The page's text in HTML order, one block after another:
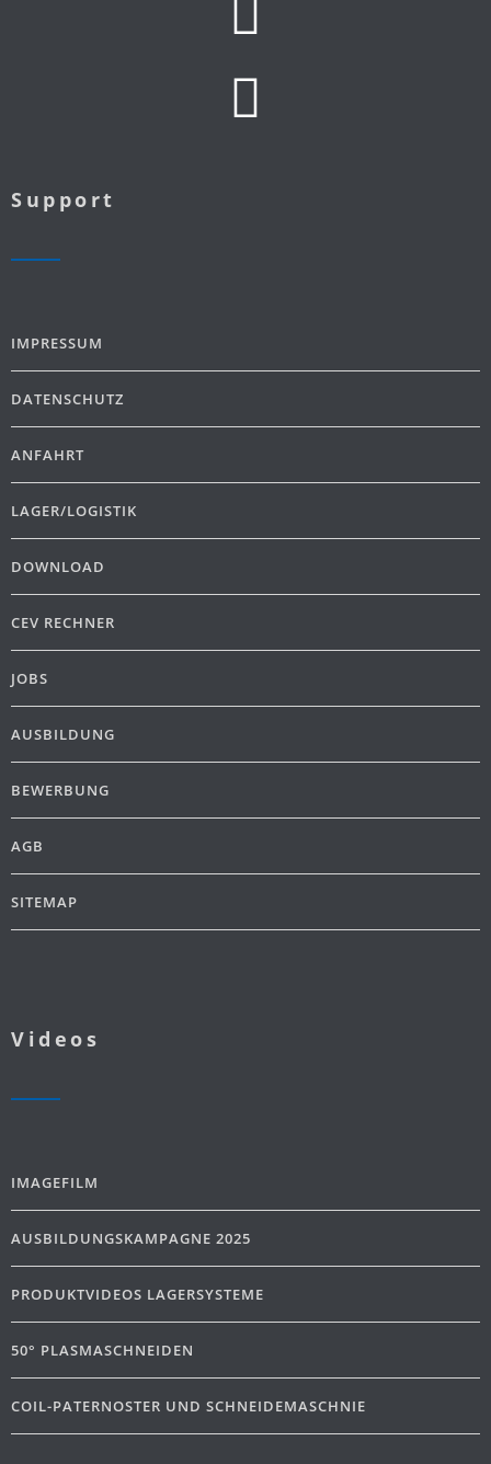
Support
IMPRESSUM
DATENSCHUTZ
ANFAHRT
LAGER/LOGISTIK
DOWNLOAD
CEV RECHNER
JOBS
AUSBILDUNG
BEWERBUNG
AGB
SITEMAP
Videos
IMAGEFILM
AUSBILDUNGSKAMPAGNE 2025
PRODUKTVIDEOS LAGERSYSTEME
50° PLASMASCHNEIDEN
COIL-PATERNOSTER UND SCHNEIDEMASCHNIE